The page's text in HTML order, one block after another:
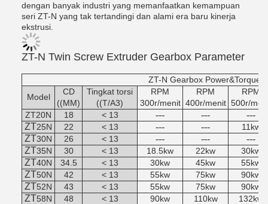
dengan banyak industri yang memanfaatkan kemampuan
seri ZT-N yang tak tertandingi dan alami era baru kinerja
ekstrusi.
ZT-N Twin Screw Extruder Gearbox Parameter
ZT-N Gearbox Power&Torque
Model
CD
((MM)
Tingkat torsi
((T/A3)
RPM
300r/menit
RPM
400r/menit
RPM
500r/
ZT20N
18 < 13 --- ---
---
ZT25N 22 < 13 --- --- 11kw
ZT30N 26 < 13 --- ---
---
ZT35N 30 < 13 18.5kw 22kw 30kw
ZT40N 34.5 < 13 30kw 45kw 55kw
ZT50N 42 < 13 55kw 75kw 90kw
ZT52N 43 < 13 55kw 75kw 90kw
ZT58N 48 < 13 90kw 110kw 132kw